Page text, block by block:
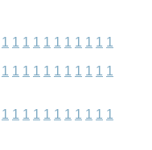
1 1 1 1 1 1 1 1 1 1 1
1 1 1 1 1 1 1 1 1 1 1
1 1 1 1 1 1 1 1 1 1 1